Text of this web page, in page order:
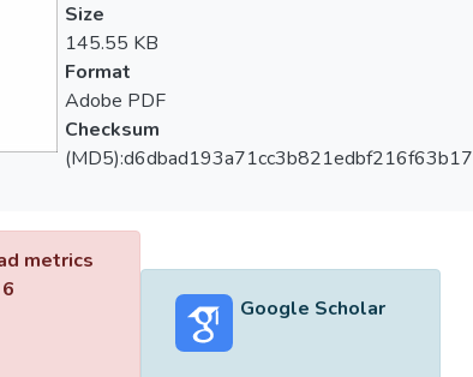
Size
145.55 KB
Format
Adobe PDF
Checksum
(MD5):d6dbad193a71cc3b821edbf216f63b17
metrics
6
Google Scholar